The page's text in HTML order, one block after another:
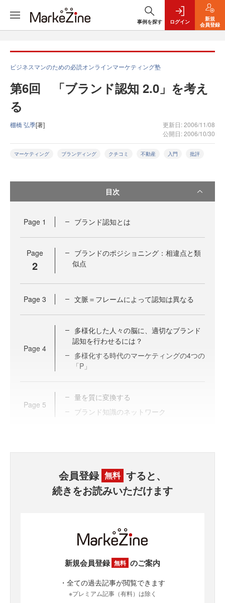
事例を探す ログイン
新規
会員登録
ビジネスマンのための必読オンラインマーケティング塾
第6回 「ブランド認知 2.0」を考え
る
棚橋 弘季[著]
更新日: 2006/11/08
公開日: 2006/10/30
マーケティング ブランディング クチコミ 不動産 入門 批評
目次
Page 1 ブランド認知とは
Page
2
ブランドのポジショニング：相違点と類
似点
Page 3 文脈＝フレームによって認知は異なる
Page 4
多様化した人々の脳に、適切なブランド
認知を行わせるには？
多様化する時代のマーケティングの4つの
「P」
Page 5
量を質に変換する
ブランド知識のネットワーク
会員登録 無料 すると、
続きをお読みいただけます
新規会員登録 無料 のご案内
・全ての過去記事が閲覧できます
※プレミアム記事（有料）は除く